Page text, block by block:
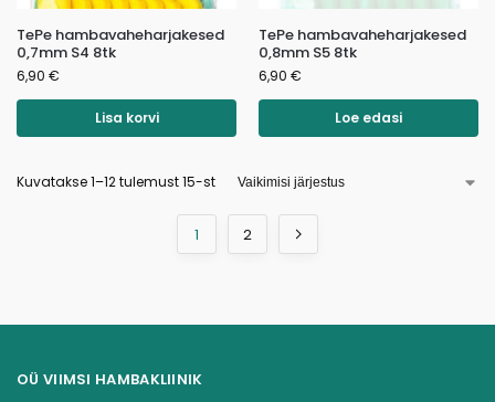
TePe hambavaheharjakesed
0,7mm S4 8tk
6,90 €
Lisa korvi
TePe hambavaheharjakesed
0,8mm S5 8tk
6,90 €
Loe edasi
Kuvatakse 1–12 tulemust 15-st
1 2
OÜ VIIMSI HAMBAKLIINIK